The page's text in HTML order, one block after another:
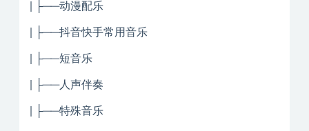
| ├──动漫配乐
| ├──抖音快手常用音乐
| ├──短音乐
| ├──人声伴奏
| ├──特殊音乐